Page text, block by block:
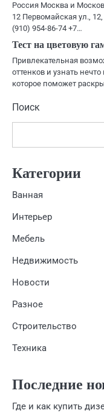
Россия Москва и
12 Первомайская ул.,
(910) 954-86-74 +7…
Тест на цветовую
Привлекательная
оттенков и узнать
которое поможет
Поиск
Категории
Ванная
Интерьер
Мебель
Недвижимость
Новости
Разное
Строительство
Техника
Последние
Где и как купить